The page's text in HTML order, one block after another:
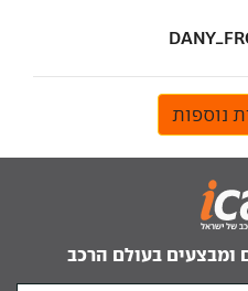
נוספות
ומבצעים בעולם הרכב